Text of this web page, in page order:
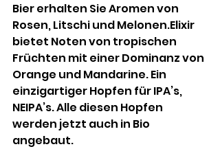
Bier erhalten Sie Aromen von
Rosen, Litschi und Melonen.Elixir
bietet Noten von tropischen
Früchten mit einer Dominanz von
Orange und Mandarine. Ein
einzigartiger Hopfen für IPA’s,
NEIPA’s. Alle diesen Hopfen
werden jetzt auch in Bio
angebaut.